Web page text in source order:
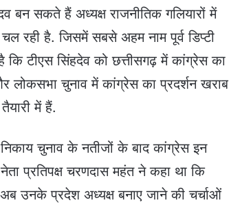
बन सकते हैं अध्यक्ष राजनीतिक गलियारों में
रही है. जिसमें सबसे अहम नाम पूर्व डिप्टी
कि टीएस सिंहदेव को छत्तीसगढ़ में कांग्रेस का
लोकसभा चुनाव में कांग्रेस का प्रदर्शन खराब
में हैं.
निकाय चुनाव के नतीजों के बाद कांग्रेस इन
प्रतिपक्ष चरणदास महंत ने कहा था कि
उनके प्रदेश अध्यक्ष बनाए जाने की चर्चाओं